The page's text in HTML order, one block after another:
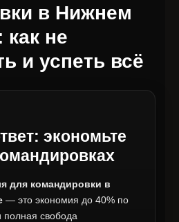
в Нижнем
как не
и успеть всё
экономьте
для командировки в
— это экономия до 40% по
полная свобода